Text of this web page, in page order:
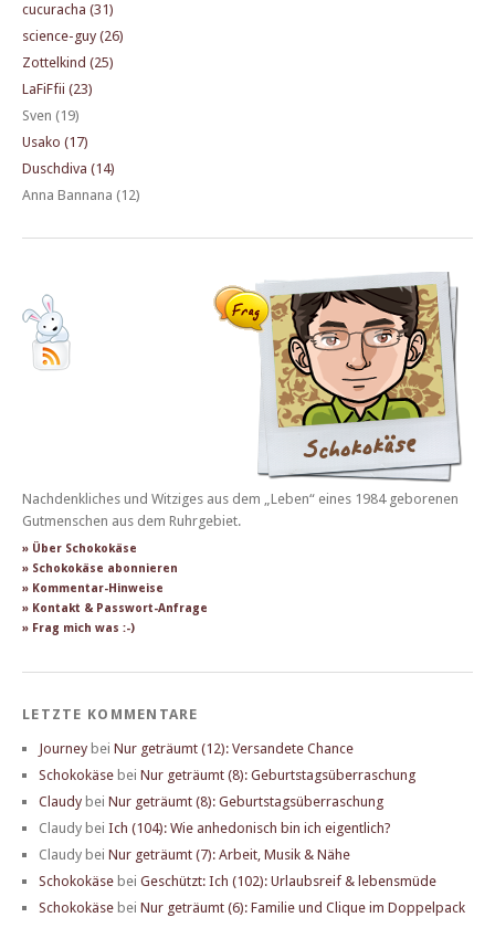
cucuracha (31)
science-guy (26)
Zottelkind (25)
LaFiFfii (23)
Sven (19)
Usako (17)
Duschdiva (14)
Anna Bannana (12)
Nachdenkliches und Witziges aus dem „Leben“ eines 1984 geborenen
Gutmenschen aus dem Ruhrgebiet.
» Über Schokokäse
» Schokokäse abonnieren
» Kommentar-Hinweise
» Kontakt & Passwort-Anfrage
» Frag mich was :-)
LETZTE KOMMENTARE
Journey bei Nur geträumt (12): Versandete Chance
Schokokäse bei Nur geträumt (8): Geburtstagsüberraschung
Claudy bei Nur geträumt (8): Geburtstagsüberraschung
Claudy bei Ich (104): Wie anhedonisch bin ich eigentlich?
Claudy bei Nur geträumt (7): Arbeit, Musik & Nähe
Schokokäse bei Geschützt: Ich (102): Urlaubsreif & lebensmüde
Schokokäse bei Nur geträumt (6): Familie und Clique im Doppelpack